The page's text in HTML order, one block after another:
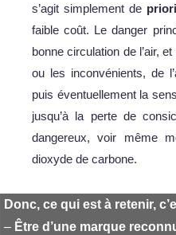
s’agit simplement de
faible coût. Le danger
bonne circulation de l’air,
ou les inconvénients, de
puis éventuellement la
jusqu’à la perte de
dangereux, voir même
dioxyde de carbone.
Donc, ce qui est à retenir,
– Être d’une marque